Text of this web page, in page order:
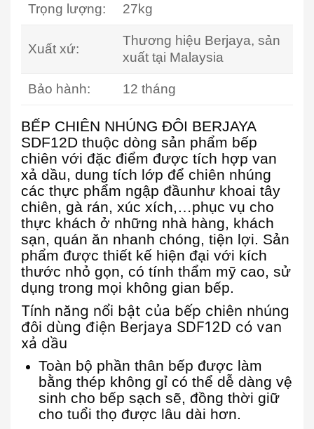
Trọng lượng: 27kg
Xuất xứ:
Thương hiệu Berjaya, sản
xuất tại Malaysia
Bảo hành: 12 tháng
BẾP CHIÊN NHÚNG ĐÔI BERJAYA
SDF12D thuộc dòng sản phẩm bếp
chiên với đặc điểm được tích hợp van
xả dầu, dung tích lớp để chiên nhúng
các thực phẩm ngập đầunhư khoai tây
chiên, gà rán, xúc xích,…phục vụ cho
thực khách ở những nhà hàng, khách
sạn, quán ăn nhanh chóng, tiện lợi. Sản
phẩm được thiết kế hiện đại với kích
thước nhỏ gọn, có tính thẩm mỹ cao, sử
dụng trong mọi không gian bếp.
Tính năng nổi bật của bếp chiên nhúng
đôi dùng điện Berjaya SDF12D có van
xả dầu
Toàn bộ phần thân bếp được làm
bằng thép không gỉ có thể dễ dàng vệ
sinh cho bếp sạch sẽ, đồng thời giữ
cho tuổi thọ được lâu dài hơn.